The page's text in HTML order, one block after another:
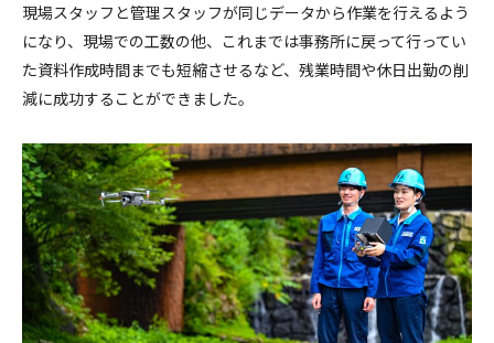
現場スタッフと管理スタッフが同じデータから作業を行えるよう
になり、現場での工数の他、これまでは事務所に戻って行ってい
た資料作成時間までも短縮させるなど、残業時間や休日出勤の削
減に成功することができました。